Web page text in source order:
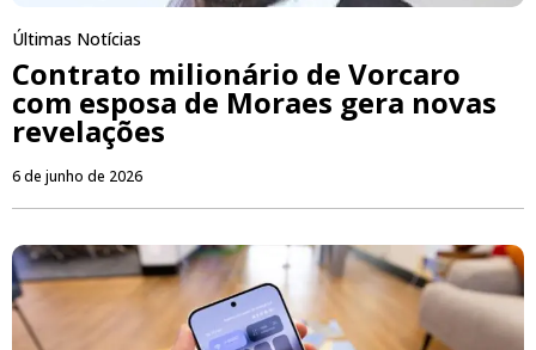
Últimas Notícias
Contrato milionário de Vorcaro
com esposa de Moraes gera novas
revelações
6 de junho de 2026